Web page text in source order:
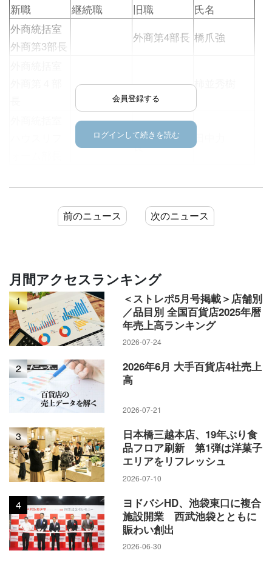
会員登録する
ログインして続きを読む
新職 継続職 旧職
氏名
外商統括室
外商第3部長
外商第4部長 橋爪強
柿並秀樹
外商第1部部
長
前のニュース 次のニュース
月間アクセスランキング
1
＜ストレポ5月号掲載＞店舗別
／品目別 全国百貨店2025年暦
年売上高ランキング
2026-07-24
2
2026年6月 大手百貨店4社売上
高
2026-07-21
3
日本橋三越本店、19年ぶり食
品フロア刷新 第1弾は洋菓子
エリアをリフレッシュ
2026-07-10
4
ヨドバシHD、池袋東口に複合
施設開業 西武池袋とともに
賑わい創出
2026-06-30